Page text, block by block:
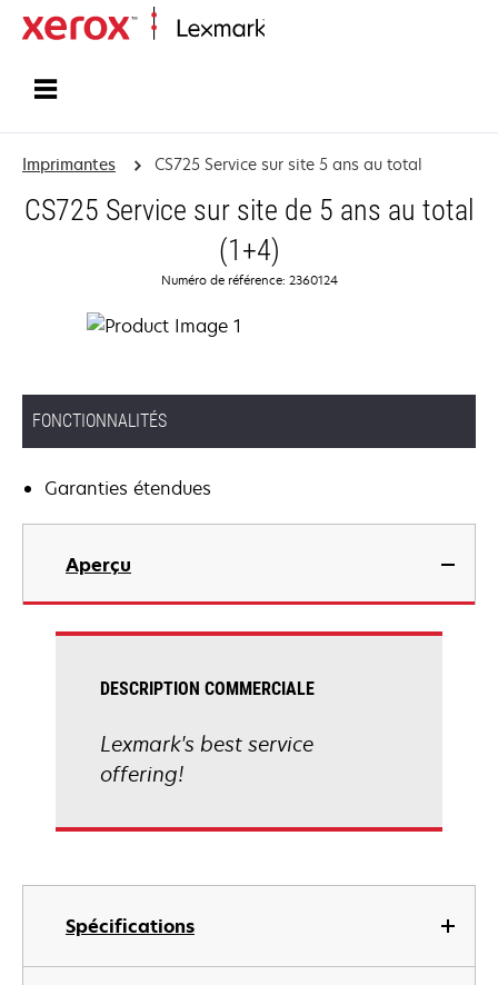
Imprimantes CS725 Service sur site 5 ans au total
CS725 Service sur site de 5 ans au total
(1+4)
Numéro de référence: 2360124
FONCTIONNALITÉS
Garanties étendues
Aperçu
Spécifications
DESCRIPTION COMMERCIALE
Lexmark's best service
offering!